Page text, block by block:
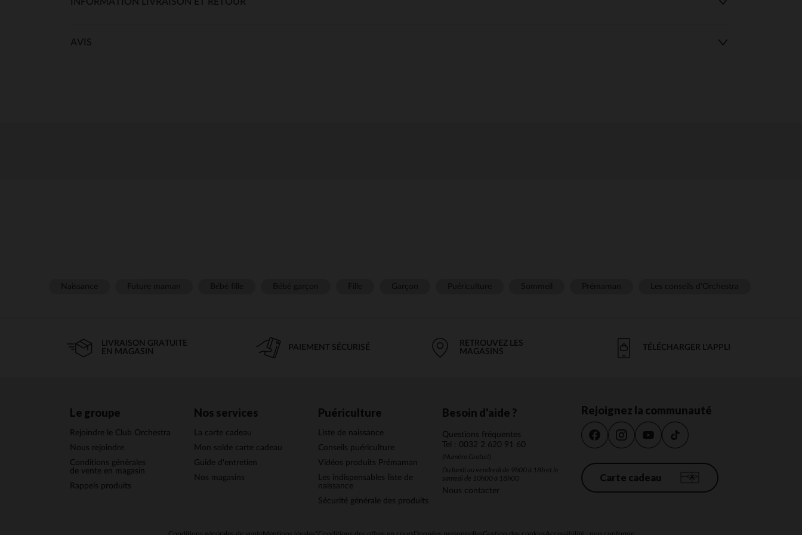
AVIS
LIVRAISON GRATUITE
EN MAGASIN
PAIEMENT SÉCURISÉ
RETROUVEZ LES
MAGASINS
TÉLÉCHARGER L'APPLI
Le groupe
Rejoindre le Club Orchestra
Nous rejoindre
Conditions générales
de vente en magasin
Rappels produits
Nos services
La carte cadeau
Mon solde carte cadeau
Guide d'entretien
Nos magasins
Puériculture
Liste de naissance
Conseils puériculture
Vidéos produits Prémaman
Les indispensables liste de
naissance
Sécurité générale des produits
Besoin d'aide ?
Questions fréquentes
Tel : 0032 2 620 91 60
(Numéro Gratuit)
Du lundi au vendredi de 9h00 à 18h et le
samedi de 10h00 à 18h00
Nous contacter
Rejoignez la communauté
Carte cadeau